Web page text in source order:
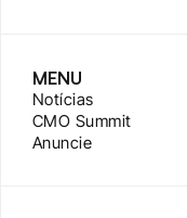
MENU
Notícias
CMO Summit
Anuncie